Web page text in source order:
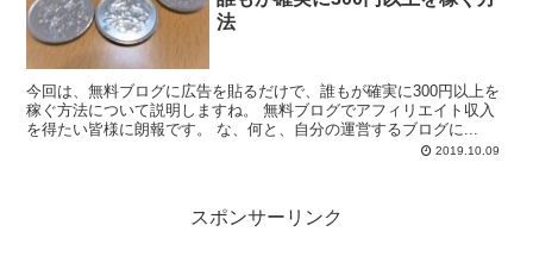
法
今回は、無料ブログに広告を貼るだけで、誰もが確実に300円以上を
稼ぐ方法について説明しますね。 無料ブログでアフィリエイト収入
を得たい皆様に朗報です。 な、何と、自分の運営するブログに...
2019.10.09
スポンサーリンク